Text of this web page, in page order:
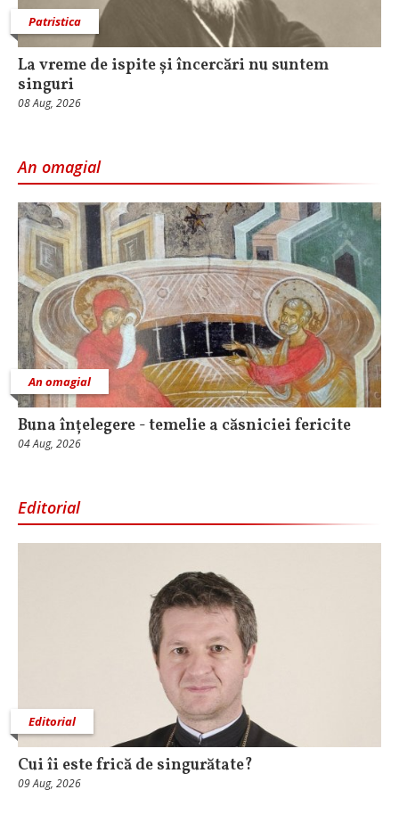
Patristica
La vreme de ispite și încercări nu suntem
singuri
08 Aug, 2026
An omagial
An omagial
Buna înțelegere - temelie a căsniciei fericite
04 Aug, 2026
Editorial
Editorial
Cui îi este frică de singurătate?
09 Aug, 2026